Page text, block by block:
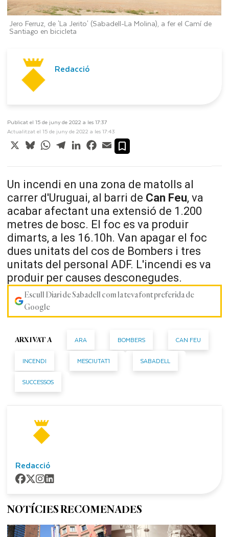
Jero Ferruz, de 'La Jerito' (Sabadell-La Molina), a fer el Camí de
Santiago en bicicleta
Redacció
Publicat el 15 de juny de 2022 a les 17:37
Actualitzat el 15 de juny de 2022 a les 17:43
X BlueskyWhatsApp
TelegramLinkedInFacebook
Email
Un incendi en una zona de matolls al
carrer d'Uruguai, al barri de Can Feu, va
acabar afectant una extensió de 1.200
metres de bosc. El foc es va produir
dimarts, a les 16.10h. Van apagar el foc
dues unitats del cos de Bombers i tres
unitats del personal ADF. L'incendi es va
produir per causes desconegudes.
Escull Diari de Sabadell com la teva font preferida de
Google
ARXIVAT A ARA BOMBERS CAN FEU
INCENDI MESCIUTAT1 SABADELL
SUCCESSOS
Redacció
NOTÍCIES RECOMENADES